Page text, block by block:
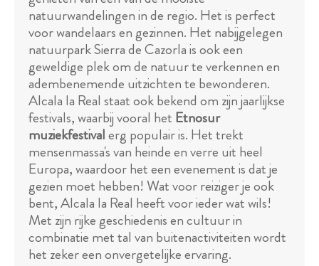
natuurwandelingen in de regio. Het is perfect
voor wandelaars en gezinnen. Het nabijgelegen
natuurpark Sierra de Cazorla is ook een
geweldige plek om de natuur te verkennen en
adembenemende uitzichten te bewonderen.
Alcala la Real staat ook bekend om zijn jaarlijkse
festivals, waarbij vooral het Etnosur
muziekfestivalerg populair is. Het trekt
mensenmassa's van heinde en verre uit heel
Europa, waardoor het een evenement is dat je
gezien moet hebben! Wat voor reiziger je ook
bent, Alcala la Real heeft voor ieder wat wils!
Met zijn rijke geschiedenis en cultuur in
combinatie met tal van buitenactiviteiten wordt
het zeker een onvergetelijke ervaring.